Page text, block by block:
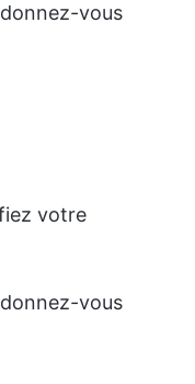
vous
votre
vous